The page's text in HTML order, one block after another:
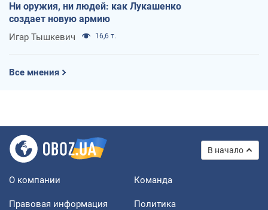
Ни оружия, ни людей: как Лукашенко
создает новую армию
Игар Тышкевич 16,6 т.
Все мнения
В начало
О компании Команда
Правовая информация
Политика